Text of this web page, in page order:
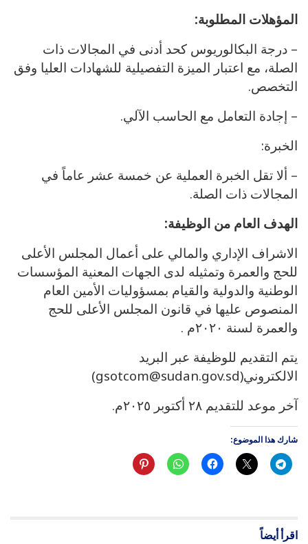
المؤهلات المطلوبة:
– درجة البكالوريوس كحد أدنى في المجالات ذات
الصلة، مع اعتبار الميزة التفصيلية للشهادات العليا وفق
التخصص.
– ⁠إجادة التعامل مع الحاسب الآلي.
الخبرة:
– ألا تقل الخبرة العملية عن خمسة عشر عاماً في
المجالات ذات الصلة.
الهدف العام من الوظيفة:
الاشراف الإداري والمالي على أعمال المجلس الأعلى
للحج والعمرة وتمثيله لدى الجهات المعنية المؤسسات
الوطنية والدولية والقيام بمسؤوليات الأمين العام
المنصوص عليها في قانون المجلس الأعلى للحج
والعمرة لسنة ٢٠٢٠م .
يتم التقديم للوظيفة عبر البريد
الالكتروني(gsotcom@sudan.gov.sd)
آخر موعد للتقديم ٢٨ أكتوبر ٢٠٢٥م.
شارك هذا الموضوع:
اقرأ أيضاً